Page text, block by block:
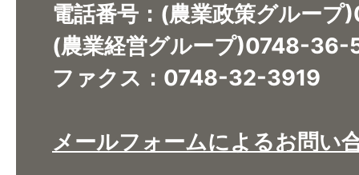
電話番号：(農業政策グルー
(農業経営グループ)0748-36-
ファクス：0748-32-3919​​​​​​​
メールフォームによるお問い